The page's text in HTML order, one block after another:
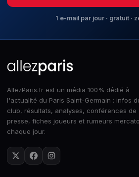
1 e-mail par jour · gratuit ·
AllezParis.fr est un média 100% dédié à
l'actualité du Paris Saint-Germain : infos
club, résultats, analyses, conférences de
presse, fiches joueurs et rumeurs
chaque jour.